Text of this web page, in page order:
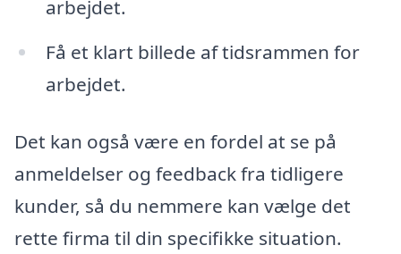
arbejdet.
Få et klart billede af tidsrammen for
arbejdet.
Det kan også være en fordel at se på
anmeldelser og feedback fra tidligere
kunder, så du nemmere kan vælge det
rette firma til din specifikke situation.